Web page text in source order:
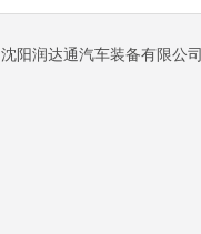
沈阳润达通汽车装备有限公司